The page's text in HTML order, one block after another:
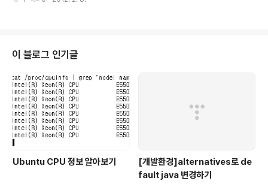
CXF를 가장 많이 사용한다. 그다음에 사용하는 WebSer
CXF : http://cxf.apache.org 위의 Apache CXF 홈페
이지를 방문하면 다운로드 뿐만 아니라 좀 더 자세한 정보
를 알아 낼 수 있다. Apache AXIS : http://axis.apach
e.org/axis2/java/core/ AXIS 역시 홈페이지를 방..
이 블로그 인기글
Ubuntu CPU 정보 알아보기
[개발환경]alternatives로 de
fault java 변경하기